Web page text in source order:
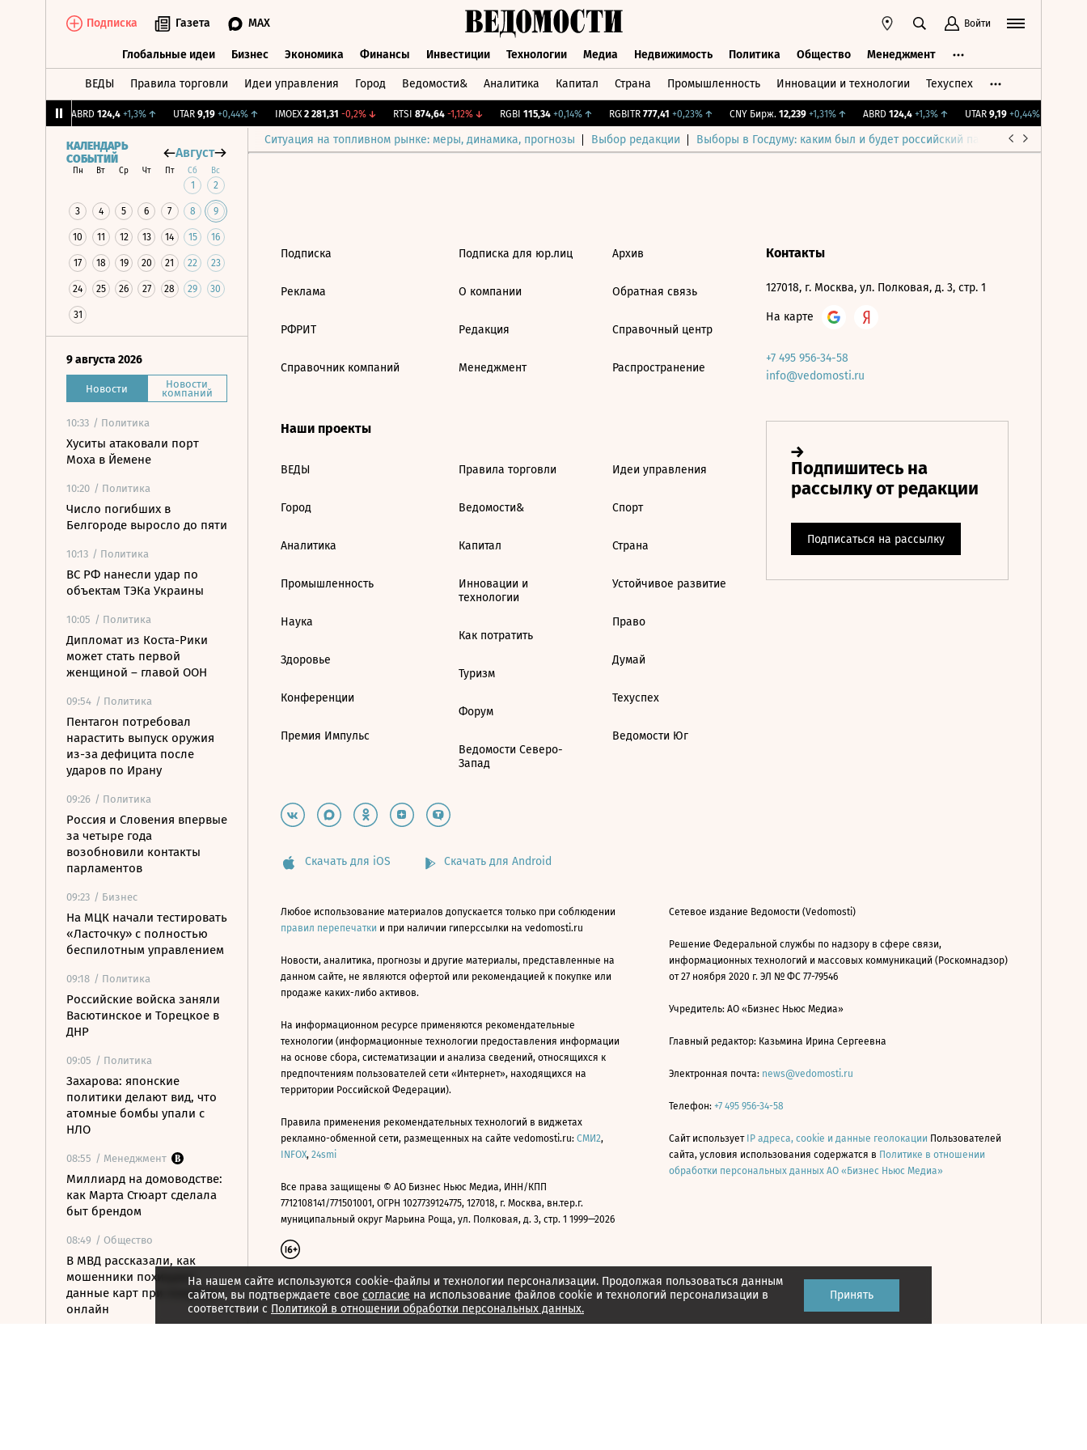
Подписка Газета MAX Войти
Глобальные идеи Бизнес Экономика Финансы Инвестиции Технологии Медиа Недвижимость Политика Общество Менеджмент
ВЕДЫ Правила торговли Идеи управления Город Ведомости& Аналитика Капитал Страна Промышленность Инновации и технологии Техуспех
ABRD 124,4 +1,3%↑ UTAR 9,19 +0,44%↑ IMOEX 2 281,31 -0,2%↓ RTSI 874,64 -1,12%↓ RGBI 115,34 +0,14%↑ RGBITR 777,41 +0,23%↑ CNY Бирж. 12,239 +1,31%↑ ABRD 124,4 +1,3%↑ UTAR 9,19 +0,44%↑
Ситуация на топливном рынке: меры, динамика, прогнозы Выбор редакции Выборы в Госдуму: каким был и будет российский парламент
КАЛЕНДАРЬ
СОБЫТИЙ
Август
Пн Вт Ср Чт Пт Сб Вс
1 2
3 4 5 6 7 8 9
10 11 12 13 14 15 16
17 18 19 20 21 22 23
24 25 26 27 28 29 30
31
9 августа 2026
Новости Новости
компаний
10:33 / Политика
Хуситы атаковали порт
Моха в Йемене
10:20 / Политика
Число погибших в
Белгороде выросло до пяти
10:13 / Политика
ВС РФ нанесли удар по
объектам ТЭКа Украины
10:05 / Политика
Дипломат из Коста-Рики
может стать первой
женщиной – главой ООН
09:54 / Политика
Пентагон потребовал
нарастить выпуск оружия
из-за дефицита после
ударов по Ирану
09:26 / Политика
Россия и Словения впервые
за четыре года
возобновили контакты
парламентов
09:23 / Бизнес
На МЦК начали тестировать
«Ласточку» с полностью
беспилотным управлением
09:18 / Политика
Российские войска заняли
Васютинское и Торецкое в
ДНР
09:05 / Политика
Захарова: японские
политики делают вид, что
атомные бомбы упали с
НЛО
08:55 / Менеджмент
Миллиард на домоводстве:
как Марта Стюарт сделала
быт брендом
08:49 / Общество
В МВД рассказали, как
мошенники похищают
данные карт при покупках
онлайн
На нашем сайте используются cookie-файлы и технологии персонализации. Продолжая пользоваться данным
сайтом, вы подтверждаете свое согласие на использование файлов cookie и технологий персонализации в
соответствии с Политикой в отношении обработки персональных данных.
Принять
Подписка
Реклама
РФРИТ
Справочник компаний
Подписка для юр.лиц
О компании
Редакция
Менеджмент
Архив
Обратная связь
Справочный центр
Распространение
Наши проекты
ВЕДЫ
Город
Аналитика
Промышленность
Наука
Здоровье
Конференции
Премия Импульс
Правила торговли
Ведомости&
Капитал
Инновации и
технологии
Как потратить
Туризм
Форум
Ведомости Северо-
Запад
Идеи управления
Спорт
Страна
Устойчивое развитие
Право
Думай
Техуспех
Ведомости Юг
Контакты
127018, г. Москва, ул. Полковая, д. 3, стр. 1
На карте
+7 495 956-34-58
info@vedomosti.ru
Скачать для iOS Скачать для Android
Любое использование материалов допускается только при соблюдении
правил перепечатки и при наличии гиперссылки на vedomosti.ru
Новости, аналитика, прогнозы и другие материалы, представленные на
данном сайте, не являются офертой или рекомендацией к покупке или
продаже каких-либо активов.
На информационном ресурсе применяются рекомендательные
технологии (информационные технологии предоставления информации
на основе сбора, систематизации и анализа сведений, относящихся к
предпочтениям пользователей сети «Интернет», находящихся на
территории Российской Федерации).
Правила применения рекомендательных технологий в виджетах
рекламно-обменной сети, размещенных на сайте vedomosti.ru: СМИ2,
INFOX, 24smi
Все права защищены © АО Бизнес Ньюс Медиа, ИНН/КПП
7712108141/771501001, ОГРН 1027739124775, 127018, г. Москва, вн.тер.г.
муниципальный округ Марьина Роща, ул. Полковая, д. 3, стр. 1 1999—2026
Сетевое издание Ведомости (Vedomosti)
Решение Федеральной службы по надзору в сфере связи,
информационных технологий и массовых коммуникаций (Роскомнадзор)
от 27 ноября 2020 г. ЭЛ № ФС 77-79546
Учредитель: АО «Бизнес Ньюс Медиа»
Главный редактор: Казьмина Ирина Сергеевна
Электронная почта: news@vedomosti.ru
Телефон: +7 495 956-34-58
Сайт использует IP адреса, cookie и данные геолокации Пользователей
сайта, условия использования содержатся в Политике в отношении
обработки персональных данных АО «Бизнес Ньюс Медиа»